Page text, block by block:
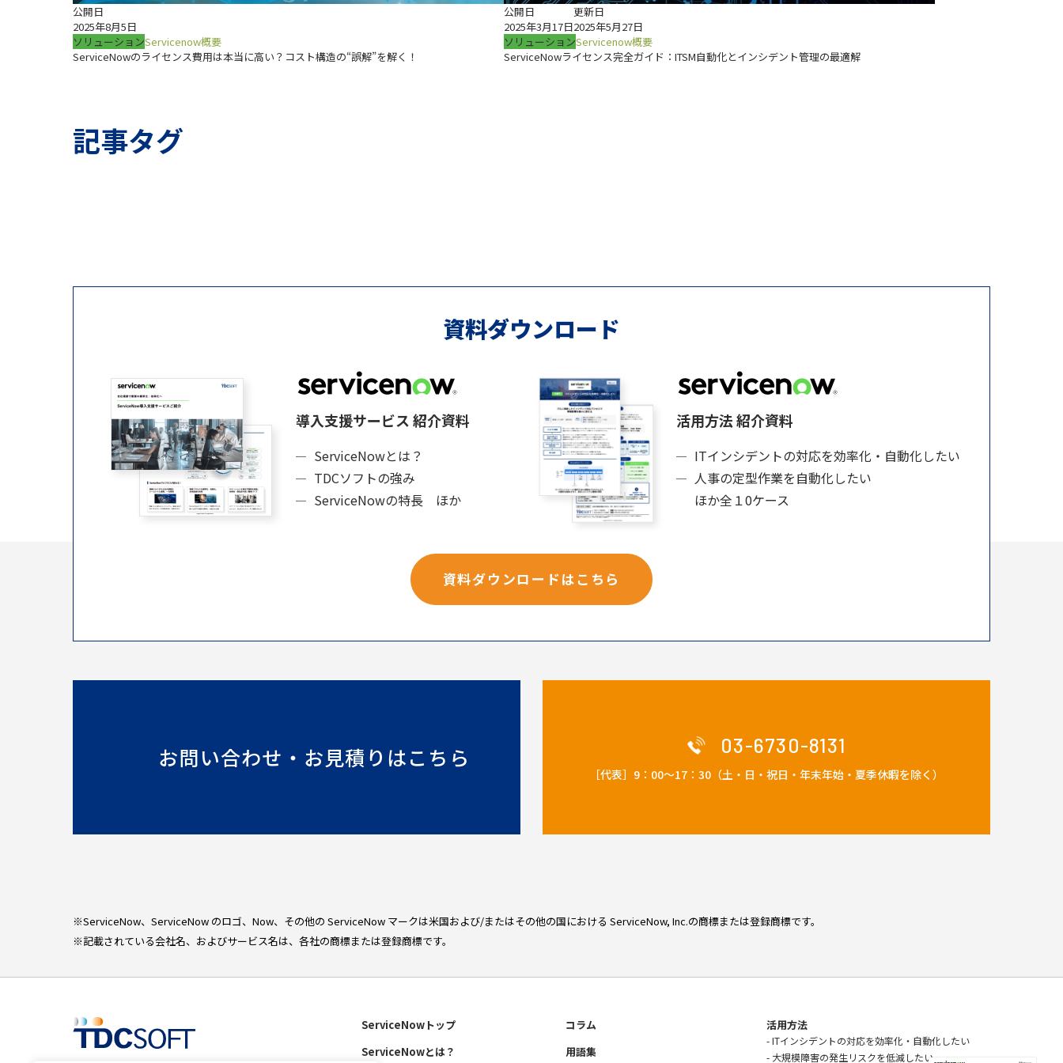
公開日
2025年8月5日
ソリューションServicenow概要
ServiceNowのライセンス費用は本当に高い？コスト構造の“誤解”を解く！
公開日
2025年3月17日
更新日
2025年5月27日
ソリューションServicenow概要
ServiceNowライセンス完全ガイド：ITSM自動化とインシデント管理の最適解
記事タグ
資料ダウンロード
導入支援サービス 紹介資料
ServiceNowとは？
TDCソフトの強み
ServiceNowの特長 ほか
活用方法 紹介資料
ITインシデントの対応を効率化・自動化したい
人事の定型作業を自動化したい
ほか全１0ケース
資料ダウンロードはこちら
お問い合わせ・お見積りはこちら 03-6730-8131
［代表］9：00～17：30（土・日・祝日・年末年始・夏季休暇を除く）
※ServiceNow、ServiceNow のロゴ、Now、その他の ServiceNow マークは米国および/またはその他の国における ServiceNow, Inc.の商標または登録商標です。
※記載されている会社名、およびサービス名は、各社の商標または登録商標です。
ServiceNowトップ
ServiceNowとは？
コラム
用語集
活用方法
- ITインシデントの対応を効率化・自動化したい
- 大規模障害の発生リスクを低減したい